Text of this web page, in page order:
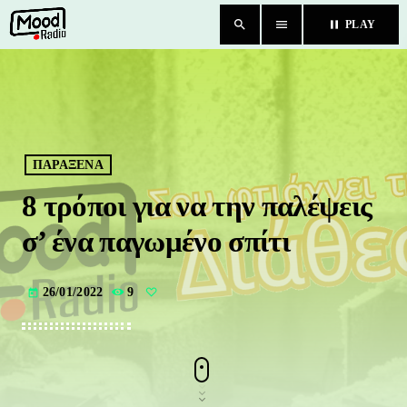
search menu pause PLAY
close
BLOG
TEAM
CHAT
ΚΑΤΗΓΟΡΙΕΣ
ΠΑΡΑΞΕΝΑ
8 τρόποι για να την παλέψεις
σ’ ένα παγωμένο σπίτι
today 26/01/2022 9